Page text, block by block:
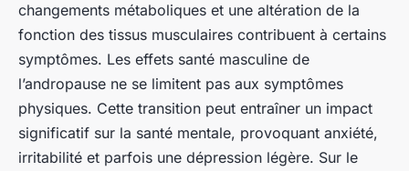
changements métaboliques et une altération de la
fonction des tissus musculaires contribuent à certains
symptômes. Les effets santé masculine de
l’andropause ne se limitent pas aux symptômes
physiques. Cette transition peut entraîner un impact
significatif sur la santé mentale, provoquant anxiété,
irritabilité et parfois une dépression légère. Sur le